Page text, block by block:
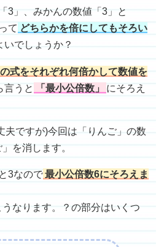
3」、みかんの数値「3」と
て どちらかを倍にしてもそろい
いでしょうか？
式をそれぞれ何倍かして数値を
言うと 「最小公倍数」
にそろえ
夫ですが)今回は「りんご」の数
を消します。
3なので最小公倍数6にそろえま
なります。？の部分はいくつ